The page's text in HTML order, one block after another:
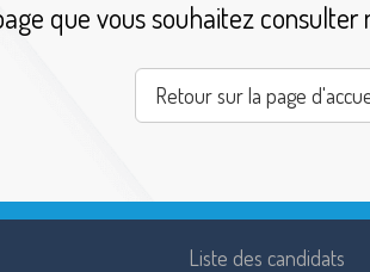
que vous souhaitez consulter
Retour sur la page
Liste des candidats